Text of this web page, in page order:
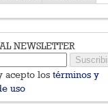
NEWSLETTER
acepto los términos y
uso